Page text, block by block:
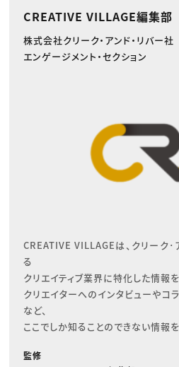
CREATIVE VILLAGE編集部
株式会社クリーク・アンド・リバー社
エンゲージメント・セクション
CREATIVE VILLAGEは、クリーク
る
クリエイティブ業界に特化した情報を
クリエイターへのインタビューやコ
など、
ここでしか知ることのできない情報を
監修